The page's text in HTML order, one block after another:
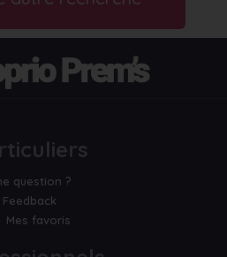
question ?
Feedback
Mes favoris